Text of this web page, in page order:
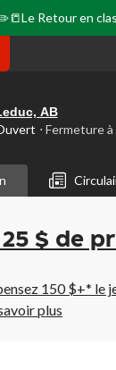
Retour en
AB
$ de
150 $+* le
plus